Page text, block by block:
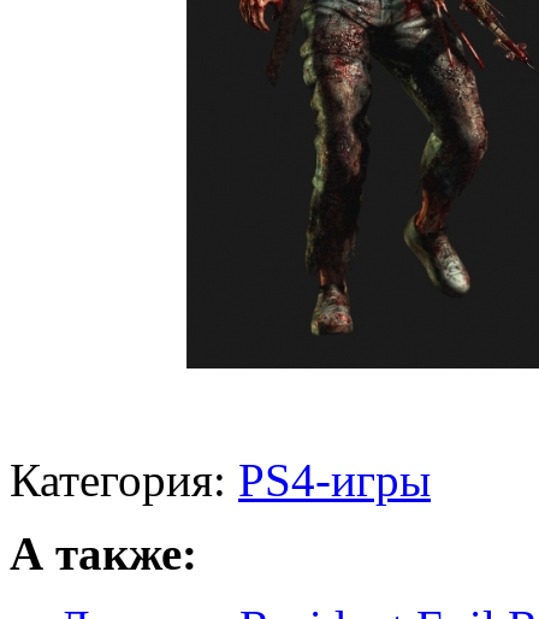
Категория: PS4-игры
А также: